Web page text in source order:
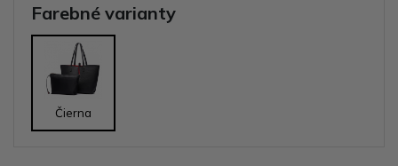
Farebné varianty
Čierna